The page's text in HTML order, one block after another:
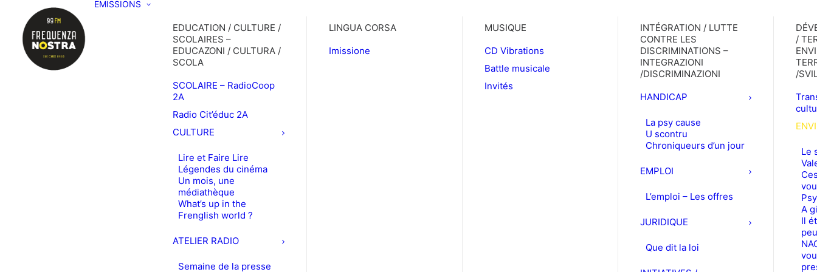
EMISSIONS
EDUCATION / CULTURE /
SCOLAIRES –
EDUCAZONI / CULTURA /
SCOLA
SCOLAIRE – RadioCoop
2A
Radio Cit’éduc 2A
CULTURE
Lire et Faire Lire
Légendes du cinéma
Un mois, une
médiathèque
What’s up in the
Frenglish world ?
ATELIER RADIO
Semaine de la presse
LINGUA CORSA
Imissione
MUSIQUE
CD Vibrations
Battle musicale
Invités
INTÉGRATION / LUTTE
CONTRE LES
DISCRIMINATIONS –
INTEGRAZIONI
/DISCRIMINAZIONI
HANDICAP
La psy cause
U scontru
Chroniqueurs d’un jour
EMPLOI
L’emploi – Les offres
JURIDIQUE
Que dit la loi
/
/
Le
A
Il